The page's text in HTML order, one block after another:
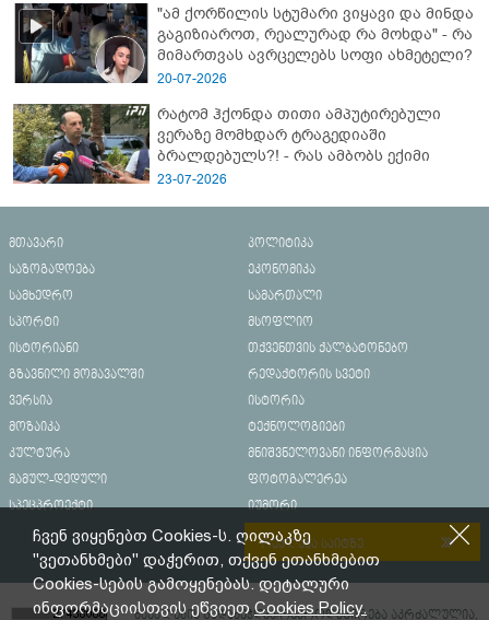
"ამ ქორწილის სტუმარი ვიყავი და მინდა
გაგიზიაროთ, რეალურად რა მოხდა" - რა
მიმართვას ავრცელებს სოფი ახმეტელი?
20-07-2026
რატომ ჰქონდა თითი ამპუტირებული
ვერაზე მომხდარ ტრაგედიაში
ბრალდებულს?! - რას ამბობს ექიმი
23-07-2026
მთავარი
პოლიტიკა
საზოგადოება
ეკონომიკა
სამხედრო
სამართალი
სპორტი
მსოფლიო
ისტორიანი
თქვენთვის ქალბატონებო
გზავნილი მომავალში
რედაქტორის სვეტი
ვერსია
ისტორია
მოზაიკა
ტექნოლოგიები
კულტურა
მნიშვნელოვანი ინფორმაცია
მამულ-დედული
ფოტოგალერეა
სპეცპროექტი
იუმორი
რეკლამა საიტზე
მასალების გადაბეჭდვა/რეპროდუცირება აკრძალულია,
ჩვენ ვიყენებთ Cookies-ს. ღილაკზე
"ვეთანხმები" დაჭერით, თქვენ ეთანხმებით
Cookies-სების გამოყენებას. დეტალური
ინფორმაციისთვის ეწვიეთCookies Policy.